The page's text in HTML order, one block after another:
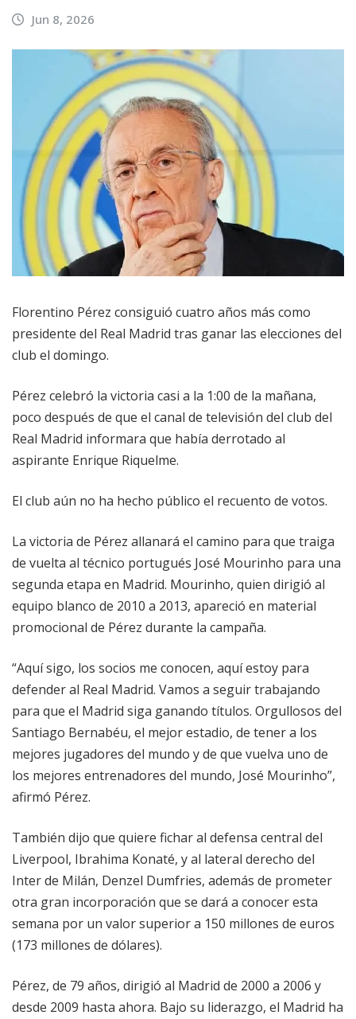
Jun 8, 2026
Florentino Pérez consiguió cuatro años más como
presidente del Real Madrid tras ganar las elecciones del
club el domingo.
Pérez celebró la victoria casi a la 1:00 de la mañana,
poco después de que el canal de televisión del club del
Real Madrid informara que había derrotado al
aspirante Enrique Riquelme.
El club aún no ha hecho público el recuento de votos.
La victoria de Pérez allanará el camino para que traiga
de vuelta al técnico portugués José Mourinho para una
segunda etapa en Madrid. Mourinho, quien dirigió al
equipo blanco de 2010 a 2013, apareció en material
promocional de Pérez durante la campaña.
“Aquí sigo, los socios me conocen, aquí estoy para
defender al Real Madrid. Vamos a seguir trabajando
para que el Madrid siga ganando títulos. Orgullosos del
Santiago Bernabéu, el mejor estadio, de tener a los
mejores jugadores del mundo y de que vuelva uno de
los mejores entrenadores del mundo, José Mourinho”,
afirmó Pérez.
También dijo que quiere fichar al defensa central del
Liverpool, Ibrahima Konaté, y al lateral derecho del
Inter de Milán, Denzel Dumfries, además de prometer
otra gran incorporación que se dará a conocer esta
semana por un valor superior a 150 millones de euros
(173 millones de dólares).
Pérez, de 79 años, dirigió al Madrid de 2000 a 2006 y
desde 2009 hasta ahora. Bajo su liderazgo, el Madrid ha